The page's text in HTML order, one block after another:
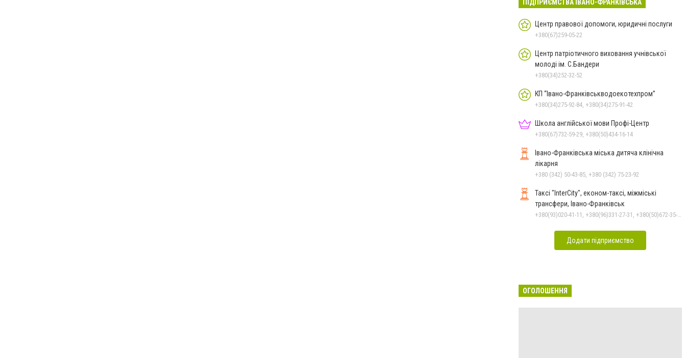
ПІДПРИЄМСТВА ІВАНО-ФРАНКІВСЬКА
Центр правової допомоги, юридичні послуги
+380(67)259-05-22
Центр патріотичного виховання учнівської
молоді ім. С.Бандери
+380(34)252-32-52
КП “Івано-Франківськводоекотехпром”
+380(34)275-92-84, +380(34)275-91-42
Школа англійської мови Профі-Центр
+380(67)732-59-29, +380(50)434-16-14
Івано-Франківська міська дитяча клінічна
лікарня
+380 (342) 50-43-85, +380 (342) 75-23-92
Таксі "InterCity", економ-таксі, міжміські
трансфери, Івано-Франківськ
Додати підприємство
ОГОЛОШЕННЯ